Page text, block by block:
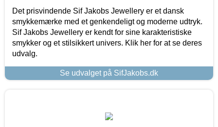
Det prisvindende Sif Jakobs Jewellery er et dansk
smykkemærke med et genkendeligt og moderne udtryk.
Sif Jakobs Jewellery er kendt for sine karakteristiske
smykker og et stilsikkert univers. Klik her for at se deres
udvalg.
Se udvalget på SifJakobs.dk